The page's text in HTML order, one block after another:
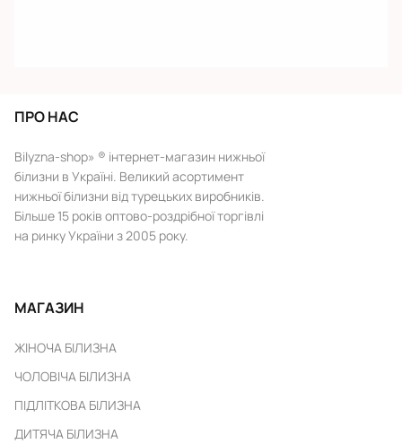
ПРО НАС
Bilyzna-shop» ® інтернет-магазин нижньої
білизни в Україні. Великий асортимент
нижньої білизни від турецьких виробників.
Більше 15 років оптово-роздрібної торгівлі
на ринку України з 2005 року.
МАГАЗИН
ЖІНОЧА БІЛИЗНА
ЧОЛОВІЧА БІЛИЗНА
ПІДЛІТКОВА БІЛИЗНА
ДИТЯЧА БІЛИЗНА